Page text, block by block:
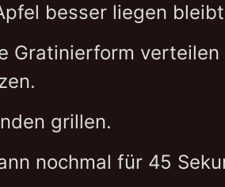
besser liegen
grillen.
nochmal für 45